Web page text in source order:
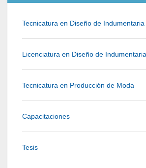
Tecnicatura en Diseño de Indumentaria
Licenciatura en Diseño de
Tecnicatura en Producción de Moda
Capacitaciones
Tesis